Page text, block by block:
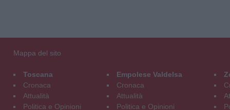
Mappa del sito
Toscana
Cronaca
Attualità
Politica e Opinioni
Empolese Valdelsa
Cronaca
Attualità
Politica e Opinioni